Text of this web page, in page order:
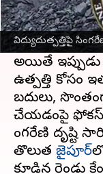
విద్యుదుత్పత్తిపై
సింగరేణి అనేగానే
వెలికి తీసిన
విక్రయించడం
అయితే ఇప్పుడు
ఉత్పత్తి కోసం
బదులు,
చేయడంపై
సింగరేణి దృష్టి
తొలుత జైపూర్‌
కూడిన రెండు